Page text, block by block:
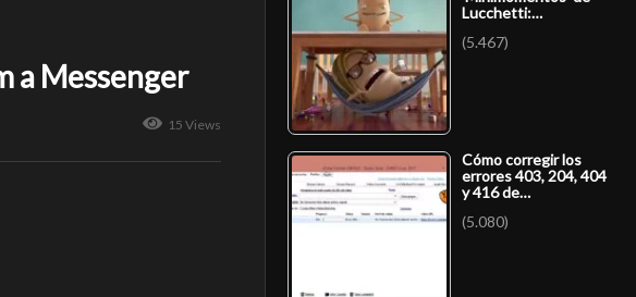
a Messenger
15 Views
Lucchetti:…
(5.467)
Cómo corregir los
errores 403, 204, 404
y 416 de…
(5.080)